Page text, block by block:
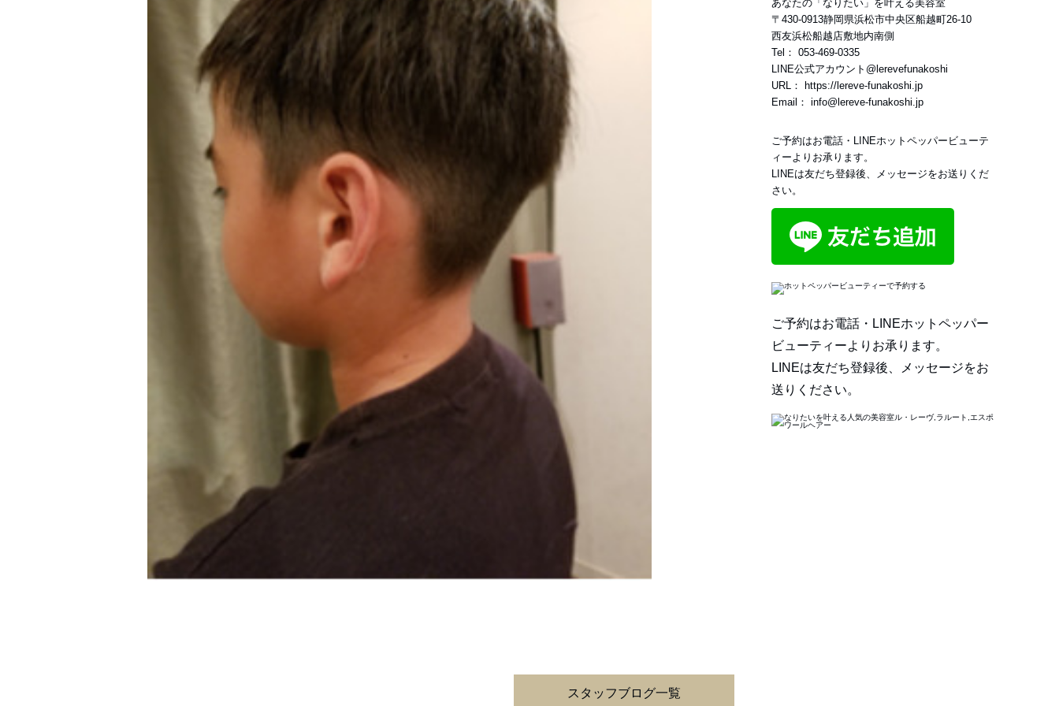
スタッフブログ一覧
あなたの「なりたい」を叶える美容室
〒 430-0913静岡県浜松市中央区船越町26-10
西友浜松船越店敷地内南側
Tel： 053-469-0335
LINE公式アカウント @lerevefunakoshi
URL：
https://lereve-funakoshi.jp
Email： info@lereve-funakoshi.jp
ご予約はお電話・LINEホットペッパービューテ
ィーよりお承ります。
LINEは友だち登録後、メッセージをお送りくだ
さい。
ご予約はお電話・LINEホットペッパー
ビューティーよりお承ります。
LINEは友だち登録後、メッセージをお
送りください。